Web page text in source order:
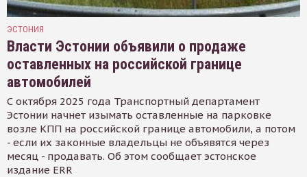
ЭСТОНИЯ
Власти Эстонии объявили о продаже
оставленных на российской границе
автомобилей
С октября 2025 года Транспортный департамент
Эстонии начнет изымать оставленные на парковке
возле КПП на российской границе автомобили, а потом
- если их законные владельцы не объявятся через
месяц - продавать. Об этом сообщает эстонское
издание ERR